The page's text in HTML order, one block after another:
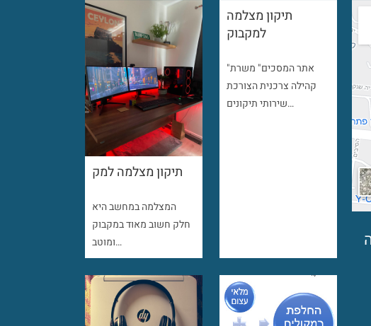
תיקון מצלמה למק
המצלמה במחשב היא
חלק חשוב מאוד במקבוק
ומוטב…
תיקון מצלמה
למקבוק
"אתר המסכים" משרת
קהילה צרכנית הצורכת
שירותי תיקונים…